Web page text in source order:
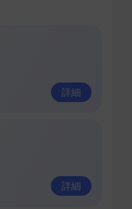
詳細
詳細